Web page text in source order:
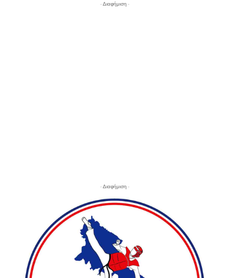
- Διαφήμιση -
- Διαφήμιση -